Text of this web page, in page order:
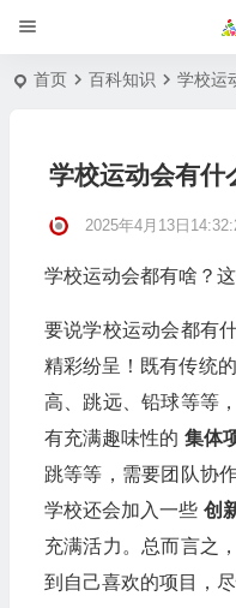
首页 百科知识 学校运
学校运动会有什
2025年4月13日
学校运动会都有啥？
要说学校运动会都有
精彩纷呈！既有传统的
高、跳远、铅球等等
有充满趣味性的 集体
跳等等，需要团队协
学校还会加入一些 创
充满活力。总而言之
到自己喜欢的项目，